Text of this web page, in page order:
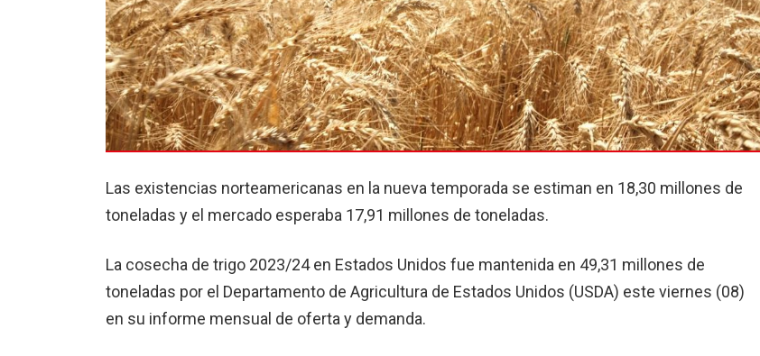
Las existencias norteamericanas en la nueva temporada se estiman en 18,30 millones de
toneladas y el mercado esperaba 17,91 millones de toneladas.
La cosecha de trigo 2023/24 en Estados Unidos fue mantenida en 49,31 millones de
toneladas por el Departamento de Agricultura de Estados Unidos (USDA) este viernes (08)
en su informe mensual de oferta y demanda.